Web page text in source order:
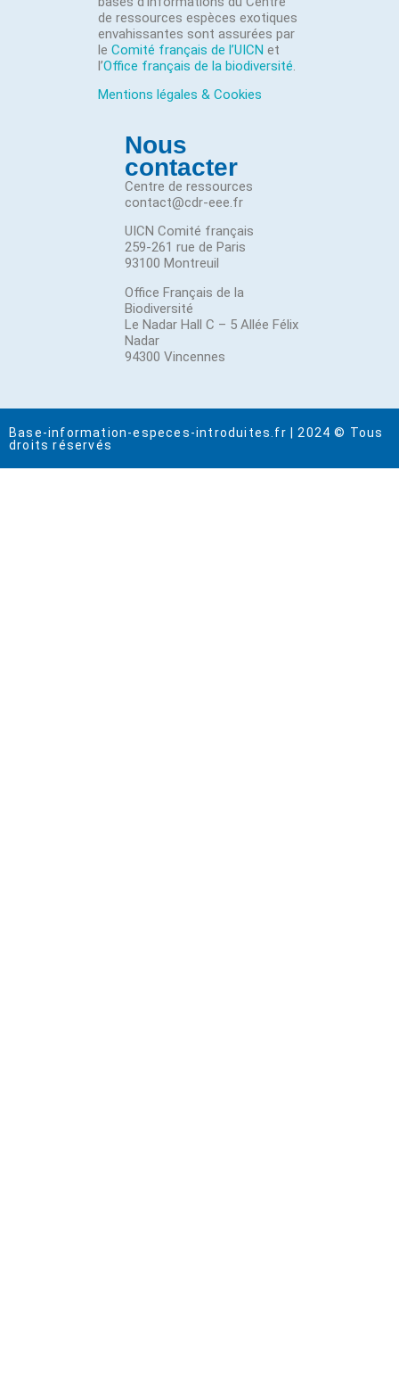
de ressources espèces exotiques
envahissantes sont assurées par
le Comité français de l’UICN et
l’Office français de la biodiversité.
Mentions légales & Cookies
Nous
contacter
Centre de ressources
contact@cdr-eee.fr
UICN Comité français
259-261 rue de Paris
93100 Montreuil
Office Français de la
Biodiversité
Le Nadar Hall C – 5 Allée Félix
Nadar
94300 Vincennes
Base-information-especes-introduites.fr | 2024 © Tous
droits réservés